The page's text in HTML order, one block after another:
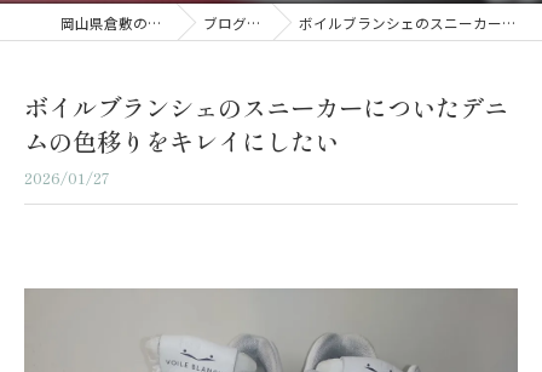
岡山県倉敷の修理なら倉敷すりしき ブログ（修理事例） ボイルブランシェのスニーカーについたデニムの色移りをキレイにしたい
ボイルブランシェのスニーカーについたデニ
ムの色移りをキレイにしたい
2026/01/27